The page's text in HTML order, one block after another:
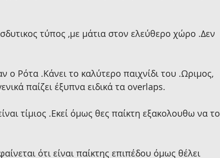
τύπος ,με μάτια στον ελεύθερο χώρο .Δεν
Ρότα .Κάνει το καλύτερο παιχνίδι του .Ωριμος,
παίζει έξυπνα ειδικά τα overlaps.
τίμιος .Εκεί όμως θες παίκτη εξακολουθω να το
ότι είναι παίκτης επιπέδου όμως θέλει